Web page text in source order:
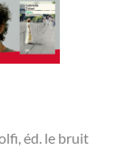
éd. le bruit